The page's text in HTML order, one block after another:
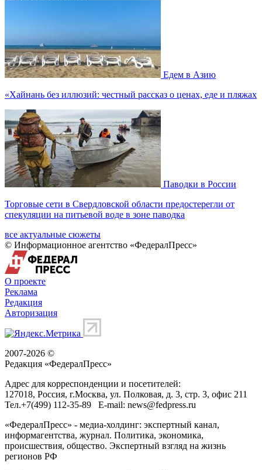
Едем в Азию
«Хайнань без иллюзий: честный рассказ о ценах, еде и пляжах
Паводки в России
Торговые сети в Свердловской области предостерегли от
спекуляции на питьевой воде в зоне паводка
все актуальные сюжеты
© Информационное агентство «ФедералПресс»
О проекте
Реклама
Редакция
Авторизация
2007-2026 ©
Редакция «ФедералПресс»
Адрес для корреспонденции и посетителей:
127018, Россия, г.Москва, ул. Полковая, д. 3, стр. 3, офис 211
Тел.+7(499) 112-35-89 E-mail: news@fedpress.ru
«ФедералПресс» - медиа-холдинг: экспертный канал,
информагентства, журнал. Политика, экономика,
происшествия, общество. Экспертный взгляд на жизнь
регионов РФ